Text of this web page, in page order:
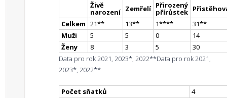
Živě
narození Zemřelí Přirozený
přírůstek
Celkem 21** 13** 1**** 31**
Muži
5 5 0
14
Ženy
8 3 5
30
Data pro rok 2021, 2023*, 2022**Data pro rok 2021,
2023*, 2022**
Počet sňatků
4